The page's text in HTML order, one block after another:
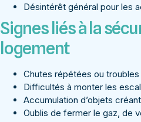
Désintérêt général pour les
Signes liés à la
logement
Chutes répétées ou troubles
Difficultés à monter les
Accumulation d’objets
Oublis de fermer le gaz, de